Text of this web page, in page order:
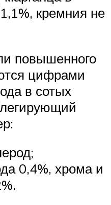
кремния не
повышенного
цифрами
в сотых
0,4%, хрома и